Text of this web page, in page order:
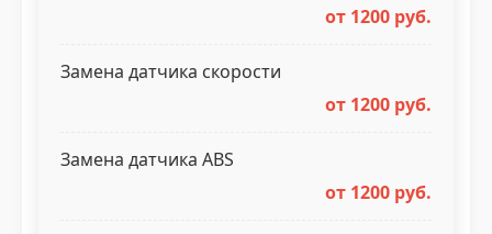
от 1200 руб.
Замена датчика скорости
от 1200 руб.
Замена датчика ABS
от 1200 руб.